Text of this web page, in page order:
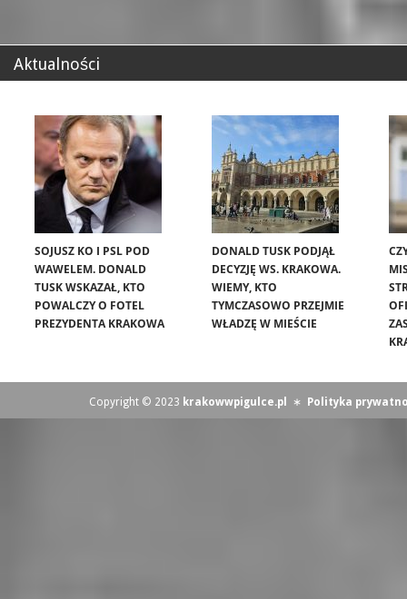
Aktualności
SOJUSZ KO I PSL POD
WAWELEM. DONALD
TUSK WSKAZAŁ, KTO
POWALCZY O FOTEL
PREZYDENTA KRAKOWA
DONALD TUSK PODJĄŁ
DECYZJĘ WS. KRAKOWA.
WIEMY, KTO
TYMCZASOWO PRZEJMIE
WŁADZĘ W MIEŚCIE
Copyright © 2023 krakowwpigulce.pl ∗ Polityka